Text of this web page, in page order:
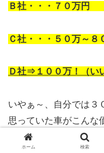
Ｂ社・・・７０万円
Ｃ社・・・５０万～８
Ｄ社⇒１００万！（い
いやぁ～、自分では３
思っていた車がこんな
・・・と、
ホーム 検索